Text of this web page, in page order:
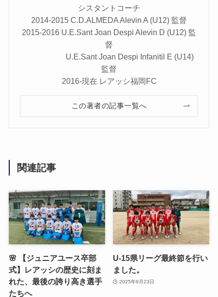
シスタントコーチ
2014-2015 C.D.ALMEDA Alevin A (U12) 監督
2015-2016 U.E.Sant Joan Despi Alevin D (U12) 監
督
U.E.Sant Joan Despi Infanitil E (U14)
監督
2016-現在 レアッシ福岡FC
この著者の記事一覧へ
関連記事
🌸 【ジュニアユース卒部
式】レアッシの歴史に刻ま
れた、最後の誇り高き選手
たちへ
U-15県リーグ最終節を行い
ました。
2025年9月23日